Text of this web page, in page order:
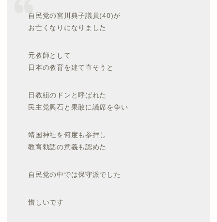
自民党の宮川典子議員(40)が
お亡くなりになりました
元教師として
日本の教育を建て直そうと
日教組のドンと呼ばれた
民主党興石と果敢に議席を争い
靖国神社を何度も参拝し
教育勅語の意義も認めた
自民党の中では保守派でした
惜しいです